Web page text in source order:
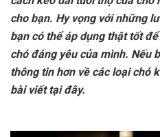
cho bạn. Hy vọng với những
bạn có thể áp dụng thật tốt
chó đáng yêu của mình. Nếu
thông tin hơn về các loại chó
bài viết tại đây.